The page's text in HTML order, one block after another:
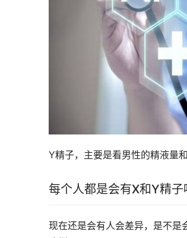
Y精子，主要是看男性的精液量
每个人都是会有X和Y精子
现在还是会有人会差异，是不是